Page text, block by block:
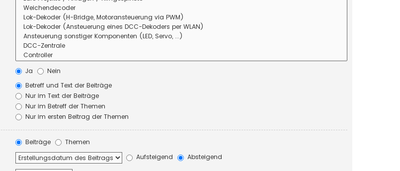
Ja
Nein
Betreff und Text der Beiträge
Nur im Text der Beiträge
Nur im Betreff der Themen
Nur im ersten Beitrag der Themen
Beiträge
Themen
Aufsteigend
Absteigend